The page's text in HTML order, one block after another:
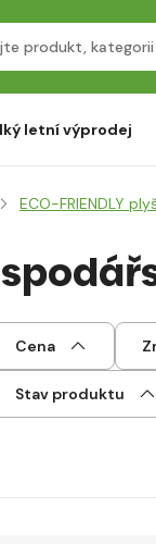
letní výprodej
ECO-FRIENDLY
Cena
Stav produktu